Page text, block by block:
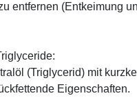
entfernen (Entkeimung
(Triglycerid) mit
Eigenschaften.